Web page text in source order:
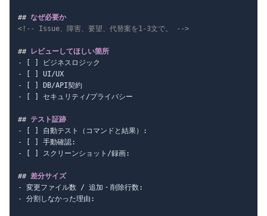
## なぜ必要か
<!-- Issue、障害、要望、代替案を1-3文で。 -->
## レビューしてほしい箇所
-
-
-
- [ ] セキュリティ/プライバシー
## テスト証跡
-
-
- [ ] スクリーンショット/録画:
## 差分サイズ
-
- 分割しなかった理由: